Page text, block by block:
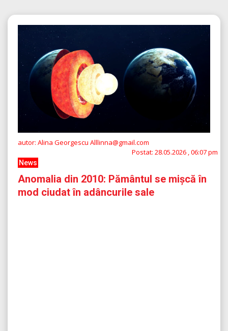
autor: Alina Georgescu Alllinna@gmail.com
Postat: 28.05.2026 , 06:07 pm
News
Anomalia din 2010: Pământul se mișcă în
mod ciudat în adâncurile sale